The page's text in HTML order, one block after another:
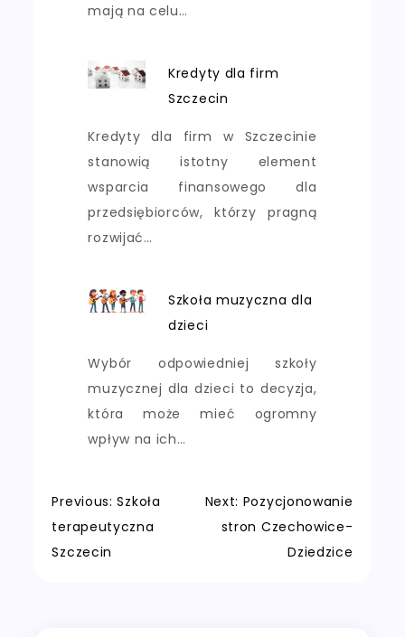
mają na celu…
Kredyty dla firm
Szczecin
Kredyty dla firm w Szczecinie
stanowią istotny element
wsparcia finansowego dla
przedsiębiorców, którzy pragną
rozwijać…
Szkoła muzyczna dla
dzieci
Wybór odpowiedniej szkoły
muzycznej dla dzieci to decyzja,
która może mieć ogromny
wpływ na ich…
Nawigacja
wpisu
Previous: Szkoła
terapeutyczna
Szczecin
Next: Pozycjonowanie
stron Czechowice-
Dziedzice